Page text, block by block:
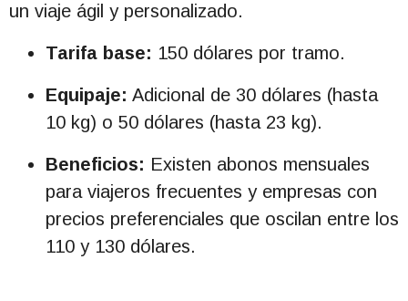
un viaje ágil y personalizado.
Tarifa base: 150 dólares por tramo.
Equipaje: Adicional de 30 dólares (hasta
10 kg) o 50 dólares (hasta 23 kg).
Beneficios: Existen abonos mensuales
para viajeros frecuentes y empresas con
precios preferenciales que oscilan entre los
110 y 130 dólares.